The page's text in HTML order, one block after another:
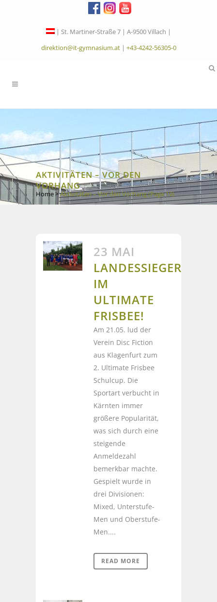
| St. Martiner-Straße 7 | A-9500 Villach |
direktion@it-gymnasium.at| +43-4242-56305-0
AKTIVITÄTEN – VOR DEN
VORHANG
Home>Aktivitäten – Vor den Vorhang(Page 19)
23 MAI
LANDESSIEGER
IM
ULTIMATE
FRISBEE!
Am 21.05. lud der
Verein Disc Fiction
aus Klagenfurt zum
2. Ultimate Frisbee
Schulcup. Die
Sportart verbucht in
Kärnten immer
größere Popularität,
was sich durch eine
steigende
Anmeldezahl
bemerkbar machte.
Gespielt wurde in
drei Divisionen:
Mixed, Unterstufe-
Men und Oberstufe-
Men....
READ MORE